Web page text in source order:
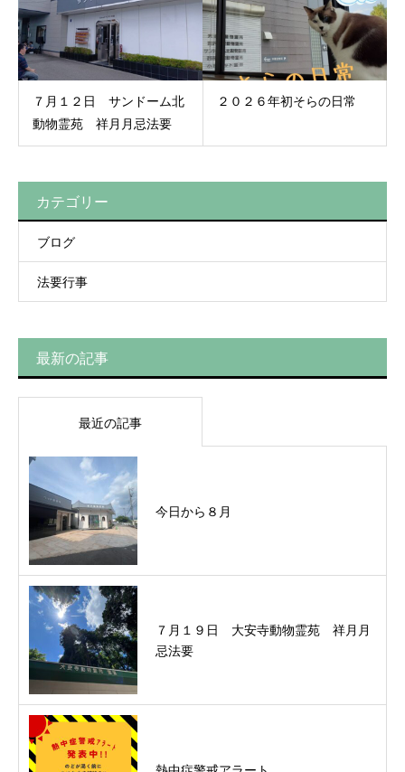
７月１２日 サンドーム北
動物霊苑 祥月月忌法要
２０２６年初そらの日常
カテゴリー
ブログ
法要行事
最新の記事
最近の記事
今日から８月
７月１９日 大安寺動物霊苑 祥月月
忌法要